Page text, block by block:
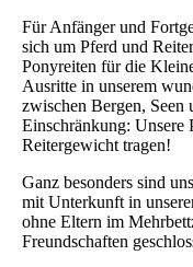
Für Anfänger und
sich um Pferd und
Ponyreiten für die
Ausritte in unserem
zwischen Bergen, Seen
Einschränkung: Unsere
Reitergewicht tragen!
Ganz besonders sind
mit Unterkunft in
ohne Eltern im
Freundschaften